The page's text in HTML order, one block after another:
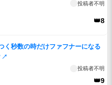
投稿者不明
👑8
く秒数の時だけファフナーになる
↗
投稿者不明
👑9